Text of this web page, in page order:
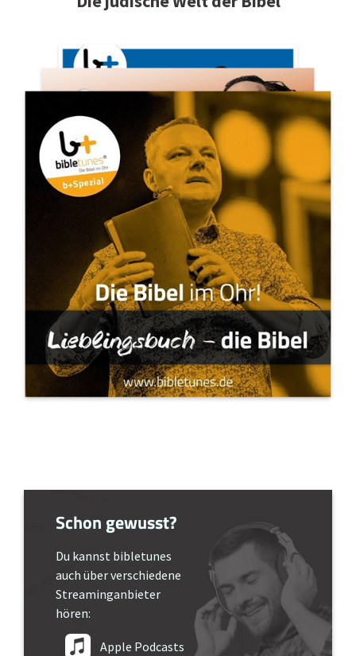
Schon gewusst?
Du kannst bibletunes
auch über verschiedene
Streaminganbieter
hören:
Apple Podcasts